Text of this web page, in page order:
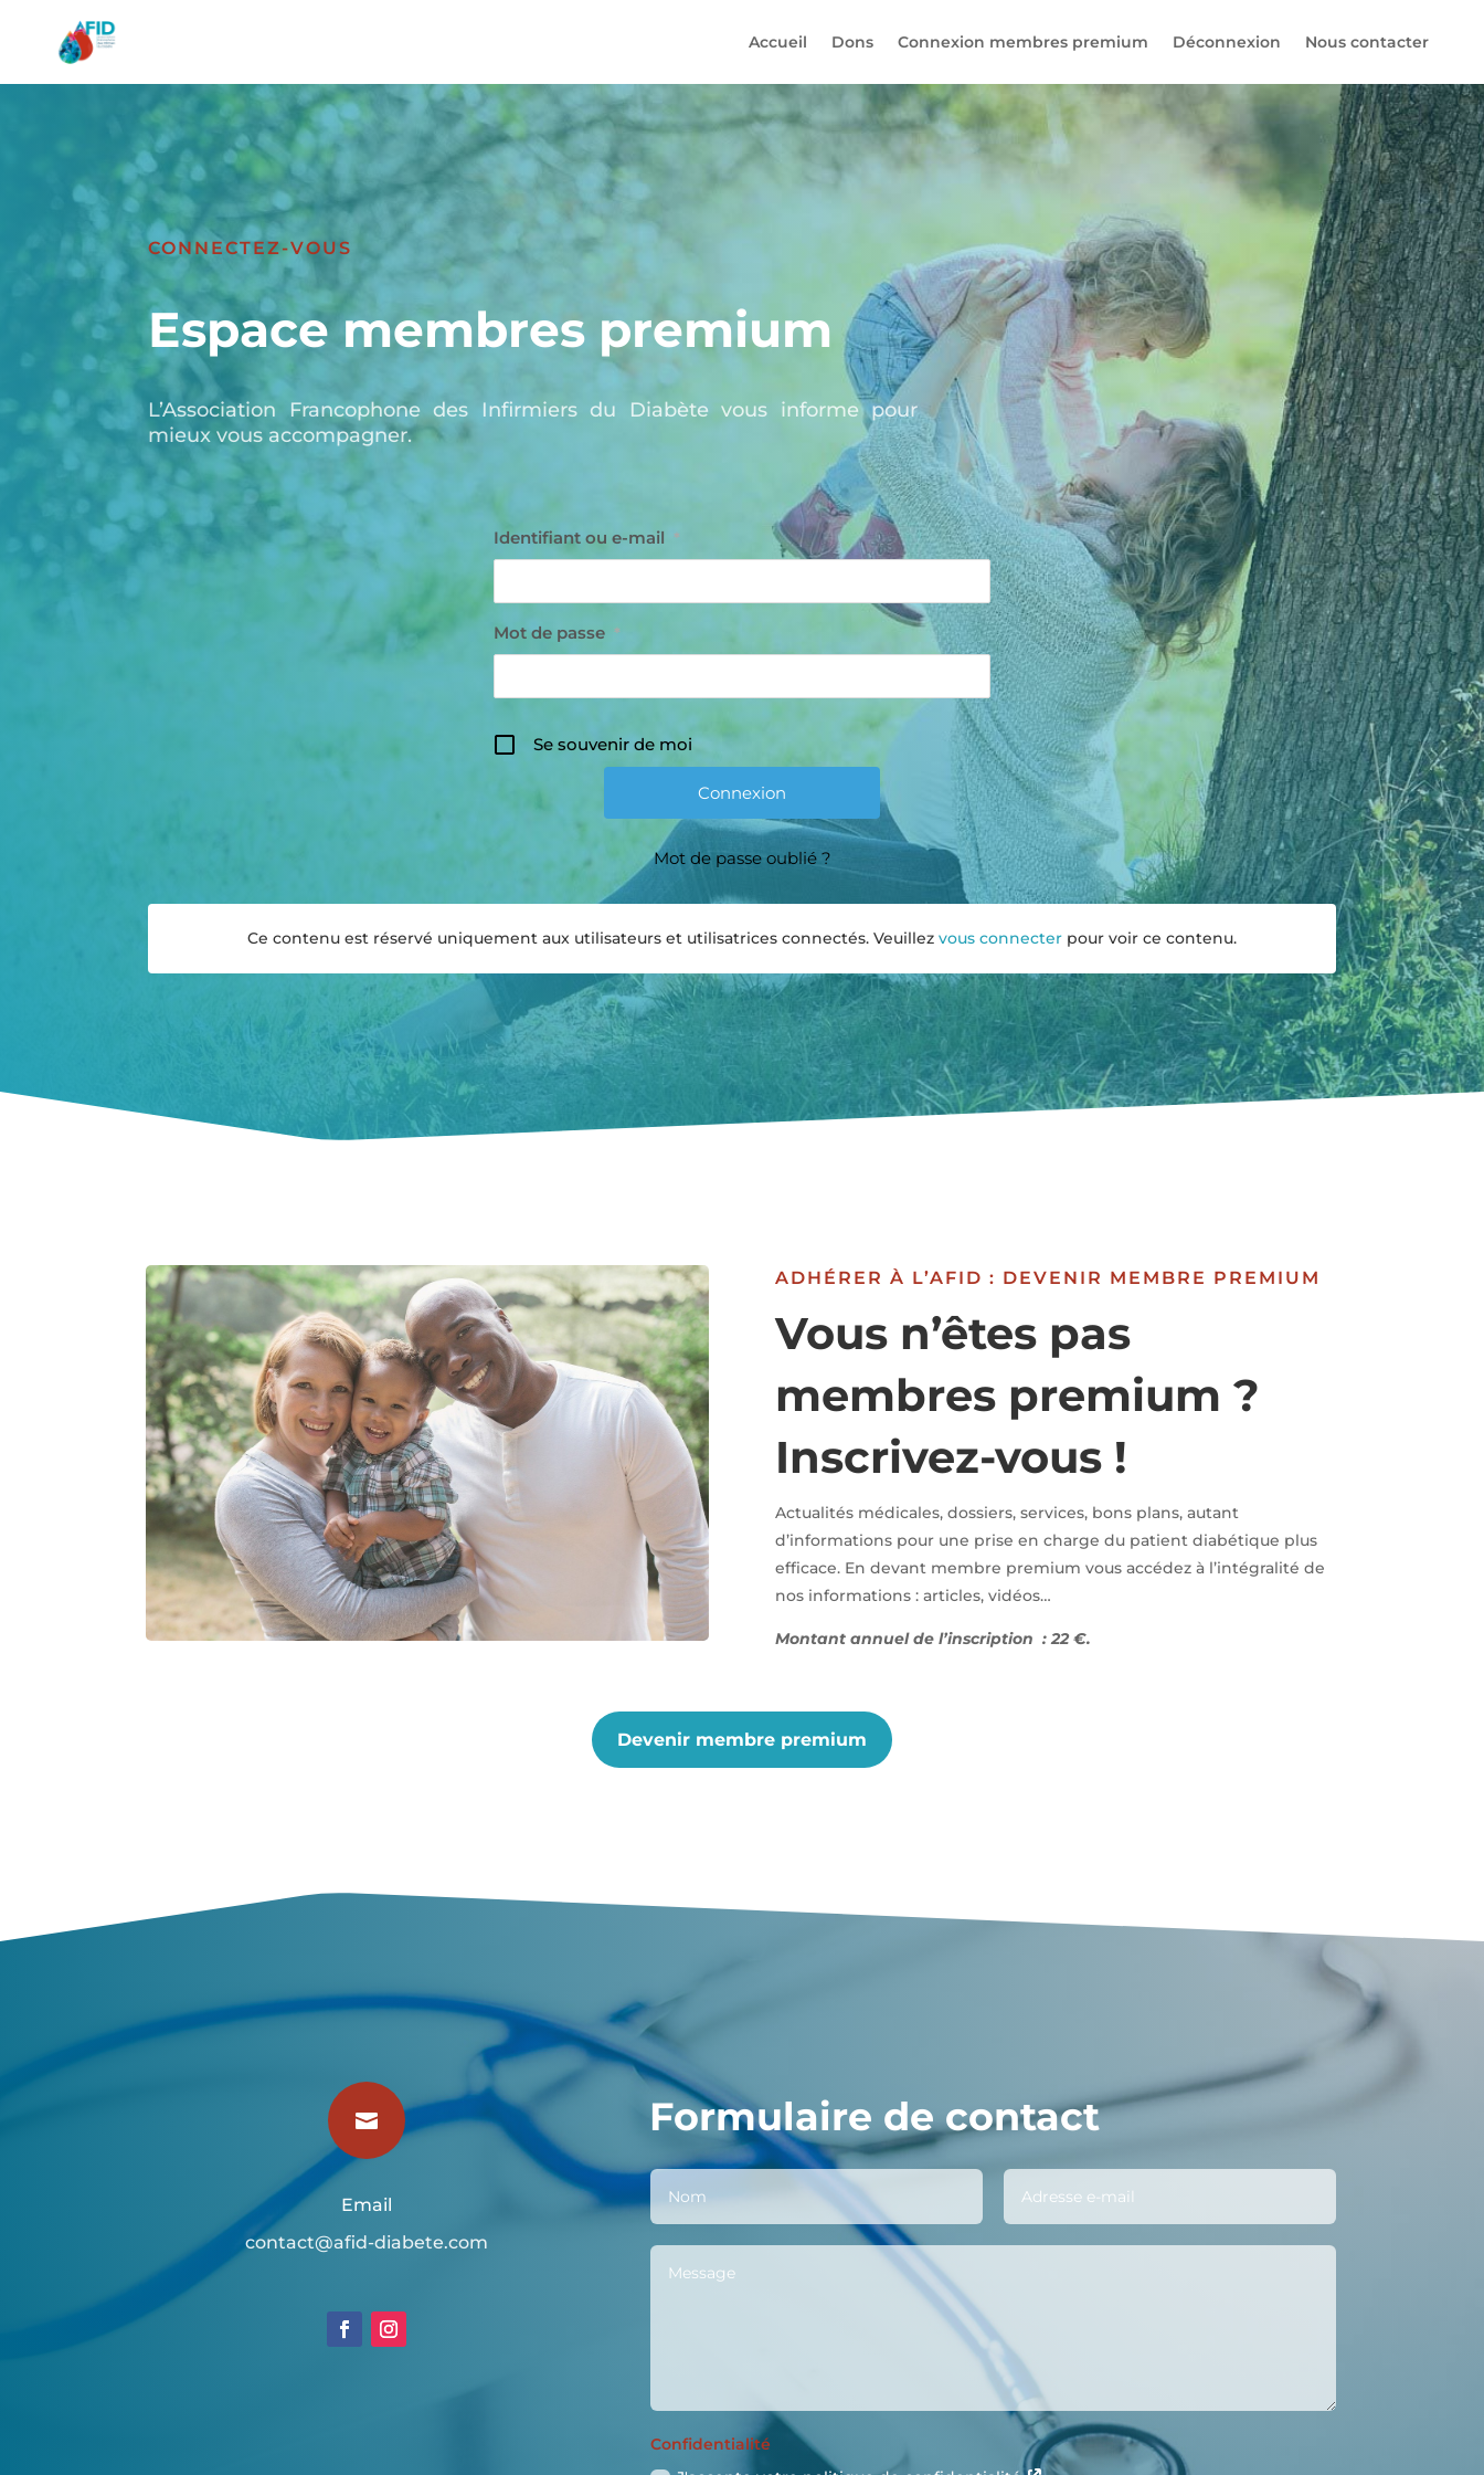
Accueil Dons Connexion membres premium Déconnexion Nous contacter
CONNECTEZ-VOUS
Espace membres premium
L’Association Francophone des Infirmiers du Diabète vous informe pour
mieux vous accompagner.
Identifiant ou e-mail *
Mot de passe *
Se souvenir de moi
Mot de passe oublié ?
Ce contenu est réservé uniquement aux utilisateurs et utilisatrices connectés. Veuillez vous connecter pour voir ce contenu.
ADHÉRER À L’AFID : DEVENIR MEMBRE PREMIUM
Vous n’êtes pas
membres premium ?
Inscrivez-vous !
Actualités médicales, dossiers, services, bons plans, autant
d’informations pour une prise en charge du patient diabétique plus
efficace. En devant membre premium vous accédez à l’intégralité de
nos informations : articles, vidéos…
Montant annuel de l’inscription : 22 €.
Devenir membre premium

Email
contact@afid-diabete.com
Formulaire de contact
Confidentialité